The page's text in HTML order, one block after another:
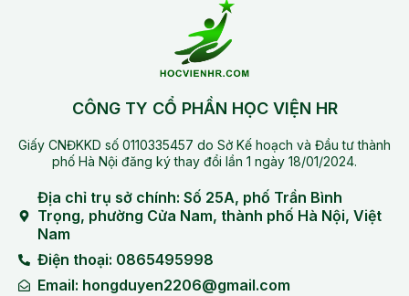
CÔNG TY CỔ PHẦN HỌC VIỆN HR
Giấy CNĐKKD số 0110335457 do Sở Kế hoạch và Đầu tư thành
phố Hà Nội đăng ký thay đổi lần 1 ngày 18/01/2024.
Địa chỉ trụ sở chính: Số 25A, phố Trần Bình
Trọng, phường Cửa Nam, thành phố Hà Nội, Việt
Nam
Điện thoại: 0865495998
Email: hongduyen2206@gmail.com